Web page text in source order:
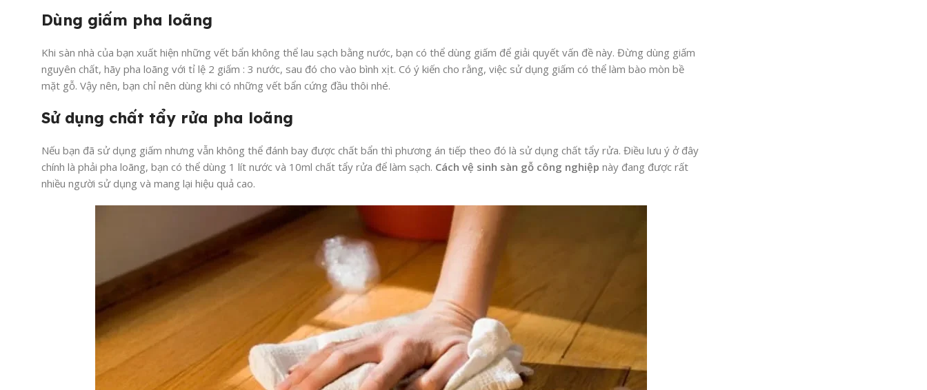
Dùng giấm pha loãng
Khi sàn nhà của bạn xuất hiện những vết bẩn không thể lau sạch bằng nước, bạn có thể dùng giấm để giải quyết vấn đề này. Đừng dùng giấm
nguyên chất, hãy pha loãng với tỉ lệ 2 giấm : 3 nước, sau đó cho vào bình xịt. Có ý kiến cho rằng, việc sử dụng giấm có thể làm bào mòn bề
mặt gỗ. Vậy nên, bạn chỉ nên dùng khi có những vết bẩn cứng đầu thôi nhé.
Sử dụng chất tẩy rửa pha loãng
Nếu bạn đã sử dụng giấm nhưng vẫn không thể đánh bay được chất bẩn thì phương án tiếp theo đó là sử dụng chất tẩy rửa. Điều lưu ý ở đây
chính là phải pha loãng, bạn có thể dùng 1 lít nước và 10ml chất tẩy rửa để làm sạch. Cách vệ sinh sàn gỗ công nghiệp này đang được rất
nhiều người sử dụng và mang lại hiệu quả cao.